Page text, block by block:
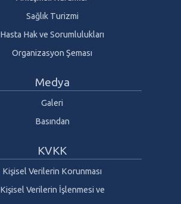
Sağlık Turizmi
Hasta Hak ve Sorumlulukları
Organizasyon Şeması
Medya
Galeri
Basından
KVKK
Kişisel Verilerin Korunması
Kişisel Verilerin İşlenmesi ve